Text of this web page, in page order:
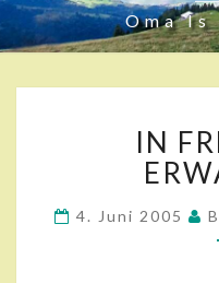
Oma
IN
4. Juni 2005